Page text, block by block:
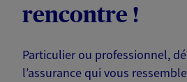
rencontre !
Particulier ou professionnel,
l’assurance qui vous